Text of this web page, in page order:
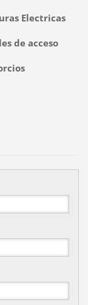
Electricas
de acceso